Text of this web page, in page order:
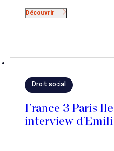
Découvrir
Droit social
France 3 Paris
interview